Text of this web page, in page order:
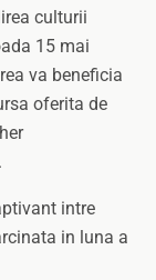
culturii
15 mai
va beneficia
oferita de
intre
in luna a